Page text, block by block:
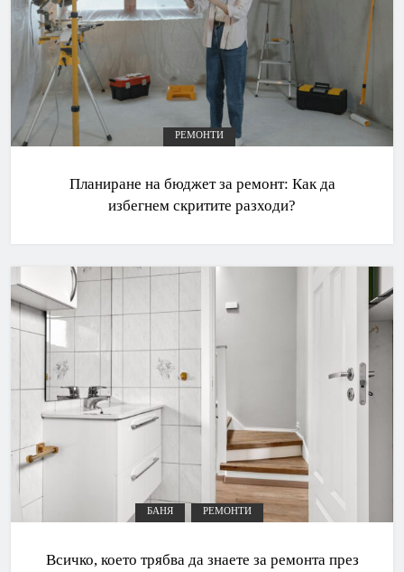
РЕМОНТИ
Планиране на бюджет за ремонт: Как да
избегнем скритите разходи?
БАНЯ РЕМОНТИ
Всичко, което трябва да знаете за ремонта през